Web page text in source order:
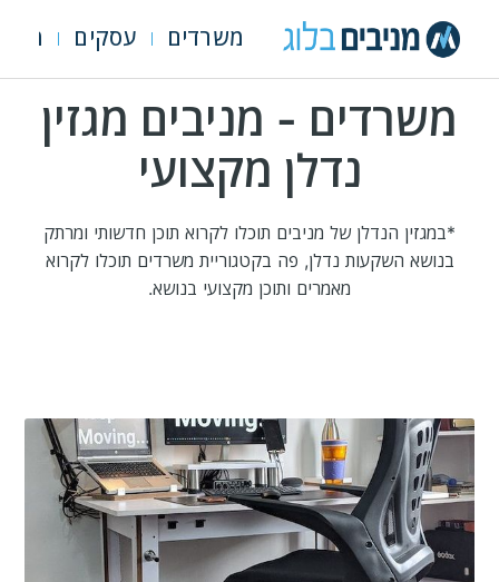
משרדים עסקים
משרדים - מניבים מגזין
נדלן מקצועי
*במגזין הנדלן של מניבים תוכלו לקרוא תוכן חדשותי ומרתק
בנושא השקעות נדלן, פה בקטגוריית משרדים תוכלו לקרוא
מאמרים ותוכן מקצועי בנושא.